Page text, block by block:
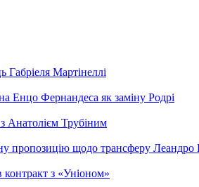
Габріеля Мартінеллі
Енцо Фернандеса як заміну Родрі
Анатолієм Трубіним
пропозицію щодо трансферу Леандро
з «Уніоном»